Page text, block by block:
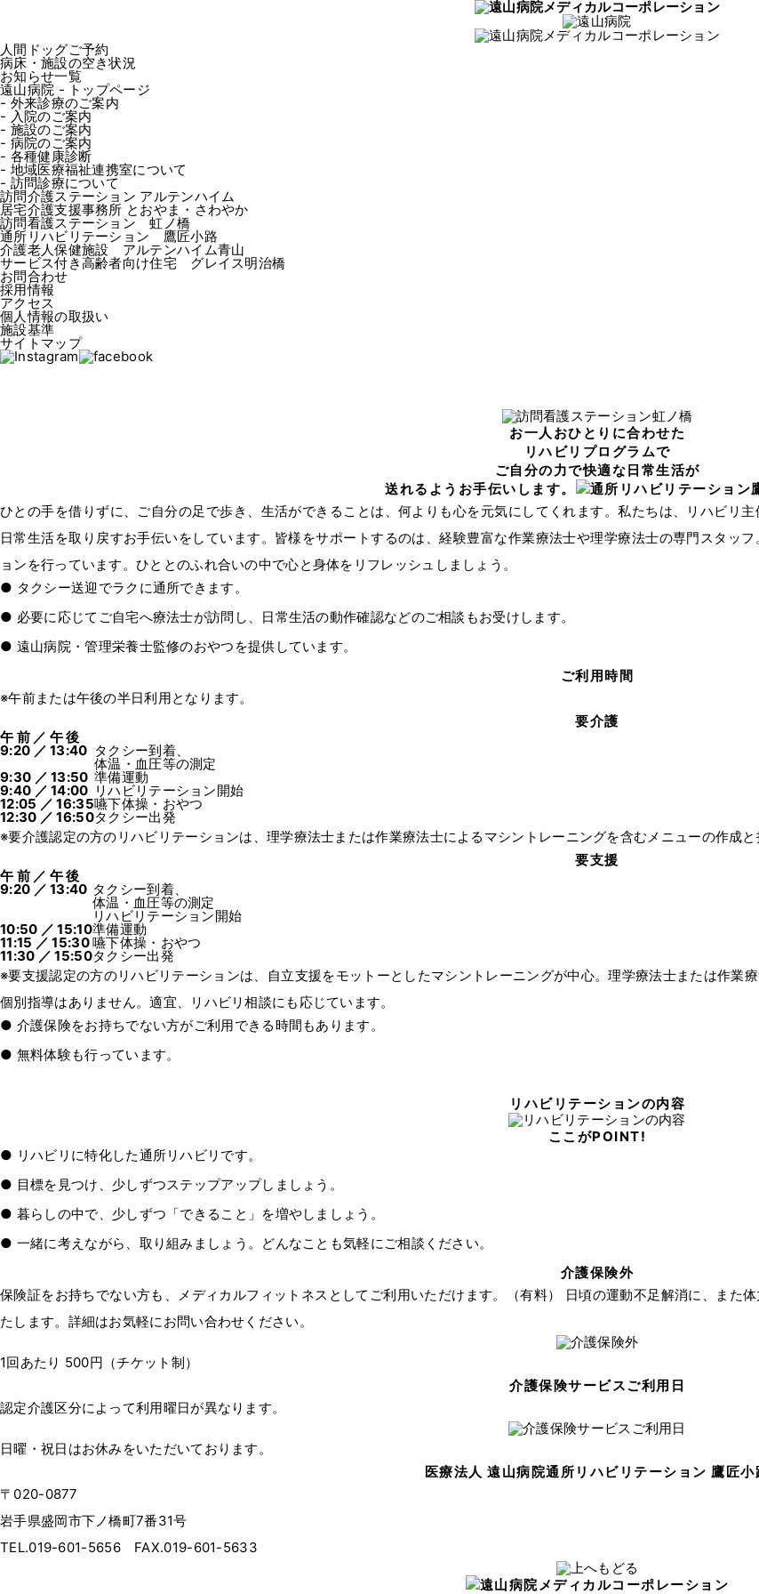
人間ドッグご予約
病床・施設の空き状況
お知らせ一覧
遠山病院 - トップページ
- 外来診療のご案内
- 入院のご案内
- 施設のご案内
- 病院のご案内
- 各種健康診断
- 地域医療福祉連携室について
- 訪問診療について
訪問介護ステーション アルテンハイム
居宅介護支援事務所 とおやま・さわやか
訪問看護ステーション虹ノ橋
通所リハビリテーション 鷹匠小路
介護老人保健施設 アルテンハイム青山
サービス付き高齢者向け住宅 グレイス明治橋
お問合わせ
採用情報
アクセス
個人情報の取扱い
施設基準
サイトマップ
お一人おひとりに合わせた
リハビリプログラムで
ご自分の力で快適な日常生活が
送れるようお手伝いします。
ひとの手を借りずに、ご自分の足で歩き、生活ができることは、何よりも心を元気にしてくれます。私たちは、リハビリ
日常生活を取り戻すお手伝いをしています。皆様をサポートするのは、経験豊富な作業療法士や理学療法士の専門スタッ
ョンを行っています。ひととのふれ合いの中で心と身体をリフレッシュしましょう。
タクシー送迎でラクに通所できます。
必要に応じてご自宅へ療法士が訪問し、日常生活の動作確認などのご相談もお受けします。
遠山病院・管理栄養士監修のおやつを提供しています。
ご利用時間
※午前または午後の半日利用となります。
要介護
午 前 ／ 午 後
9:20 ／ 13:40 タクシー到着、
体温・血圧等の測定
9:30 ／ 13:50 準備運動
9:40 ／ 14:00 リハビリテーション開始
12:05 ／ 16:35嚥下体操・おやつ
12:30 ／ 16:50タクシー出発
※要介護認定の方のリハビリテーションは、理学療法士または作業療法士によるマシントレーニングを含むメニューの作成
要支援
午 前 ／ 午 後
9:20 ／ 13:40 タクシー到着、
体温・血圧等の測定
リハビリテーション開始
10:50 ／ 15:10準備運動
11:15 ／ 15:30嚥下体操・おやつ
11:30 ／ 15:50タクシー出発
※要支援認定の方のリハビリテーションは、自立支援をモットーとしたマシントレーニングが中心。理学療法士または作業
個別指導はありません。適宜、リハビリ相談にも応じています。
介護保険をお持ちでない方がご利用できる時間もあります。
無料体験も行っています。
リハビリテーションの内容
ここがPOINT!
リハビリに特化した通所リハビリです。
目標を見つけ、少しずつステップアップしましょう。
暮らしの中で、少しずつ「できること」を増やしましょう。
一緒に考えながら、取り組みましょう。どんなことも気軽にご相談ください。
介護保険外
保険証をお持ちでない方も、メディカルフィットネスとしてご利用いただけます。（有料） 日頃の運動不足解消に、また
たします。詳細はお気軽にお問い合わせください。
1回あたり 500円（チケット制）
介護保険サービスご利用日
認定介護区分によって利用曜日が異なります。
日曜・祝日はお休みをいただいております。
医療法人 遠山病院通所リハビリテーション 鷹匠小
〒020-0877
岩手県盛岡市下ノ橋町7番31号
TEL.019-601-5656 FAX.019-601-5633